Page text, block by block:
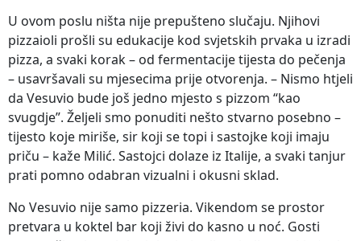
U ovom poslu ništa nije prepušteno slučaju. Njihovi
pizzaioli prošli su edukacije kod svjetskih prvaka u izradi
pizza, a svaki korak – od fermentacije tijesta do pečenja
– usavršavali su mjesecima prije otvorenja. – Nismo htjeli
da Vesuvio bude još jedno mjesto s pizzom “kao
svugdje”. Željeli smo ponuditi nešto stvarno posebno –
tijesto koje miriše, sir koji se topi i sastojke koji imaju
priču – kaže Milić. Sastojci dolaze iz Italije, a svaki tanjur
prati pomno odabran vizualni i okusni sklad.
No Vesuvio nije samo pizzeria. Vikendom se prostor
pretvara u koktel bar koji živi do kasno u noć. Gosti